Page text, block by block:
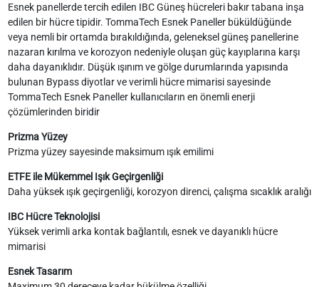
Esnek panellerde tercih edilen IBC Güneş hücreleri bakır tabana inşa
edilen bir hücre tipidir. TommaTech Esnek Paneller büküldüğünde
veya nemli bir ortamda bırakıldığında, geleneksel güneş panellerine
nazaran kırılma ve korozyon nedeniyle oluşan güç kayıplarına karşı
daha dayanıklıdır. Düşük ışınım ve gölge durumlarında yapısında
bulunan Bypass diyotlar ve verimli hücre mimarisi sayesinde
TommaTech Esnek Paneller kullanıcıların en önemli enerji
çözümlerinden biridir
Prizma Yüzey
Prizma yüzey sayesinde maksimum ışık emilimi
ETFE ile Mükemmel Işık Geçirgenliği
Daha yüksek ışık geçirgenliği, korozyon direnci, çalışma sıcaklık aralığı
IBC Hücre Teknolojisi
Yüksek verimli arka kontak bağlantılı, esnek ve dayanıklı hücre
mimarisi
Esnek Tasarım